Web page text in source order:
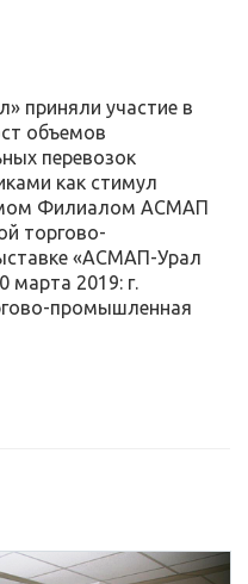
приняли участие в
объемов
перевозок
как стимул
Филиалом АСМАП
торгово-
«АСМАП-Урал
марта 2019: г.
промышленная